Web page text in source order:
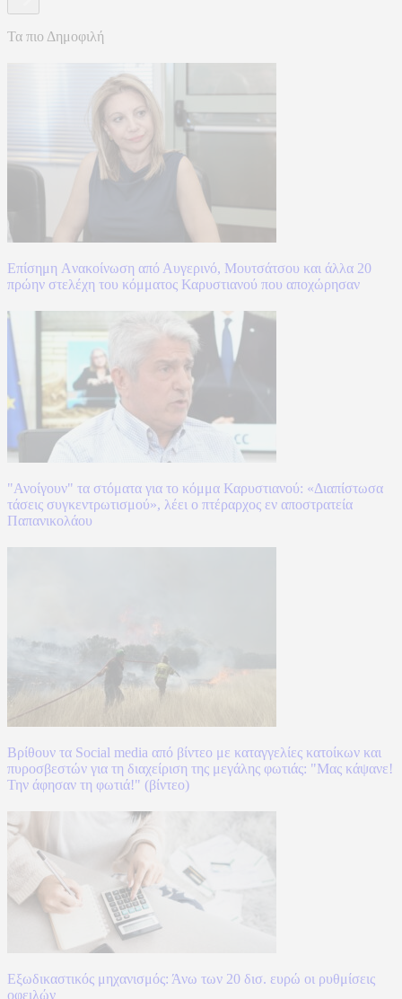
Τα πιο Δημοφιλή
Επίσημη Aνακοίνωση από Αυγερινό, Μουτσάτσου και άλλα 20
πρώην στελέχη του κόμματος Καρυστιανού που αποχώρησαν
"Ανοίγουν" τα στόματα για το κόμμα Καρυστιανού: «Διαπίστωσα
τάσεις συγκεντρωτισμού», λέει ο πτέραρχος εν αποστρατεία
Παπανικολάου
Βρίθουν τα Social media από βίντεο με καταγγελίες κατοίκων και
πυροσβεστών για τη διαχείριση της μεγάλης φωτιάς: "Μας κάψανε!
Την άφησαν τη φωτιά!" (βίντεο)
Εξωδικαστικός μηχανισμός: Άνω των 20 δισ. ευρώ οι ρυθμίσεις
οφειλών